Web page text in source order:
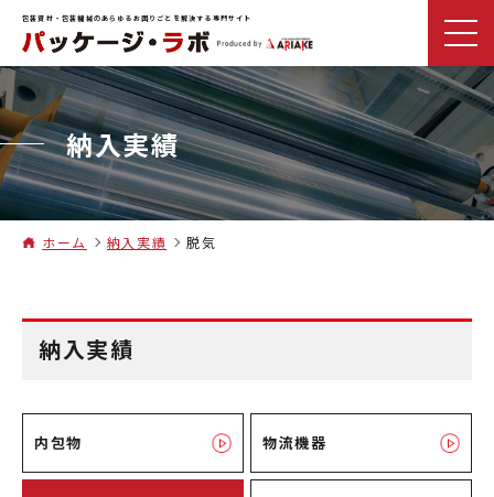
包装資材・包装機械のあらゆるお困りごとを解決する専門サイト
納入実績
ホーム 納入実績 脱気
納入実績
内包物 物流機器